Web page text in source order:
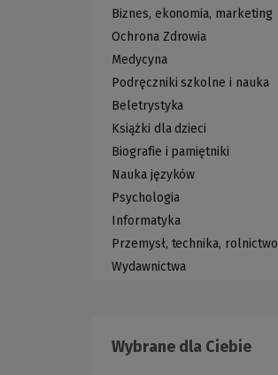
Biznes, ekonomia, marketing
Ochrona Zdrowia
Medycyna
Podręczniki szkolne i nauka
Beletrystyka
Książki dla dzieci
Biografie i pamiętniki
Nauka języków
Psychologia
Informatyka
Przemysł, technika, rolnictwo
Wydawnictwa
Wybrane dla Ciebie